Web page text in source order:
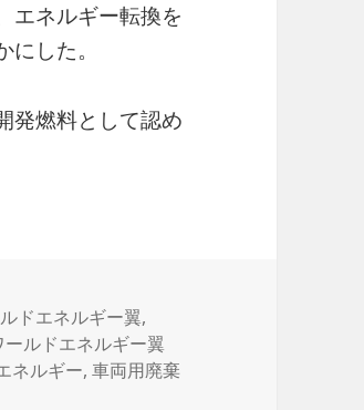
エネルギー転換を
した。
発燃料として認め
ドエネルギー翼,
ールドエネルギー翼
ネルギー,車両用廃棄